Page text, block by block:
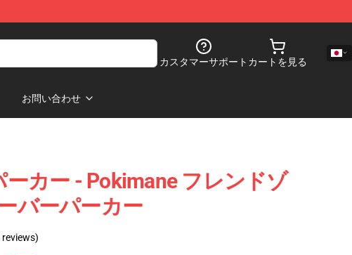
カスタマーサポート カートを見る
お問い合わせ
ーカー - Pokimane フレンドゾ
バーパーカー